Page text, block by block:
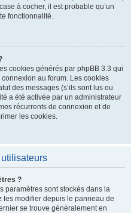
à cocher, il est probable qu’un
fonctionnalité.
cookies générés par phpBB 3.3 qui
au forum. Les cookies
des messages (s’ils sont lus ou
a été activée par un administrateur
récurrents de connexion et de
les cookies.
?
paramètres sont stockés dans la
les modifier depuis le panneau de
se trouve généralement en